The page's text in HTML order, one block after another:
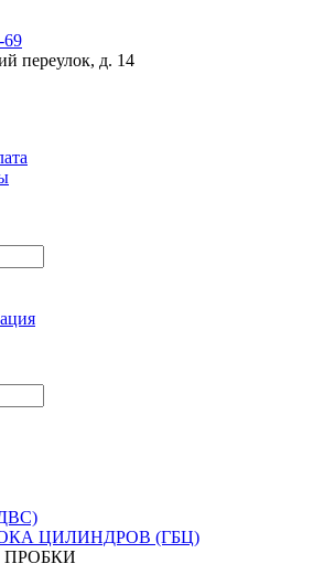
69
переулок, д. 14
ЦИЛИНДРОВ (ГБЦ)